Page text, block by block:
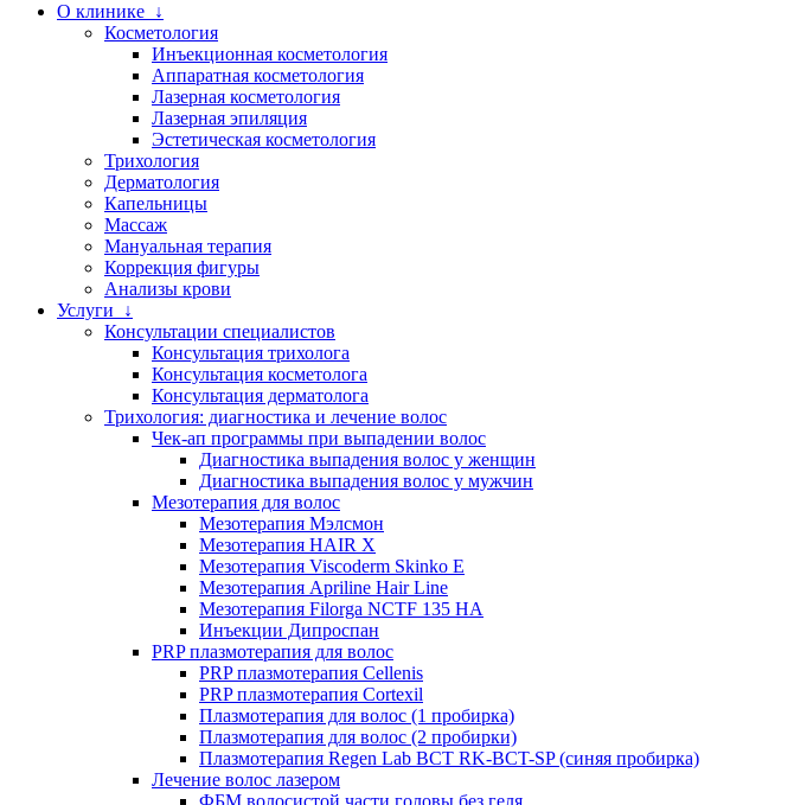
О клинике ↓
Косметология
Инъекционная косметология
Аппаратная косметология
Лазерная косметология
Лазерная эпиляция
Эстетическая косметология
Трихология
Дерматология
Капельницы
Массаж
Мануальная терапия
Коррекция фигуры
Анализы крови
Услуги ↓
Консультации специалистов
Консультация трихолога
Консультация косметолога
Консультация дерматолога
Трихология: диагностика и лечение волос
Чек-ап программы при выпадении волос
Диагностика выпадения волос у женщин
Диагностика выпадения волос у мужчин
Мезотерапия для волос
Мезотерапия Мэлсмон
Мезотерапия HAIR X
Мезотерапия Viscoderm Skinko E
Мезотерапия Apriline Hair Line
Мезотерапия Filorga NCTF 135 HA
Инъекции Дипроспан
PRP плазмотерапия для волос
PRP плазмотерапия Cellenis
PRP плазмотерапия Cortexil
Плазмотерапия для волос (1 пробирка)
Плазмотерапия для волос (2 пробирки)
Плазмотерапия Regen Lab BCT RK-BCT-SP (синяя пробирка)
Лечение волос лазером
ФБМ волосистой части головы без геля